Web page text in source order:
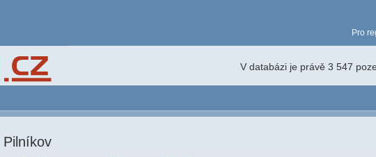
Pro
V databázi je právě 3 547
Pilníkov